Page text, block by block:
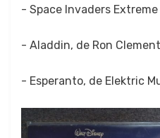
- Space Invaders
- Aladdin, de Ron
- Esperan­to, de Elek­tric